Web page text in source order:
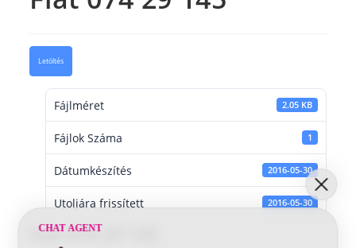
Letöltés
Fájlméret 2.05 KB
Fájlok Száma 1
Dátumkészítés 2016-05-30
Utoljára frissített 2016-05-30
Fiat 074 29 145
CHAT AGENT